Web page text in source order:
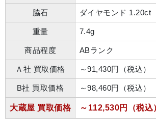
脇石 ダイヤモンド 1.20ct
重量 7.4g
商品程度 ABランク
Ａ社 買取価格 ～91,430円（税込）
B社 買取価格 ～98,460円（税込）
大蔵屋 買取価格 ～112,530円（税込